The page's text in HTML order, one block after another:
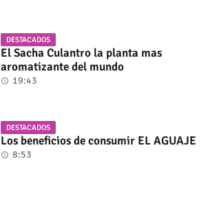
DESTACADOS
El Sacha Culantro la planta mas
aromatizante del mundo
19:43
DESTACADOS
Los beneficios de consumir EL AGUAJE
8:53